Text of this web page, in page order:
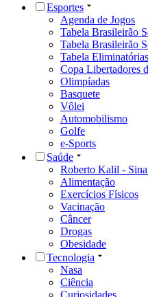
Esportes
Agenda de Jogos
Tabela Brasileirão
Tabela Brasileirão
Tabela
Copa Libertadores
Olimpíadas
Basquete
Vôlei
Automobilismo
Golfe
e-Sports
Saúde
Roberto Kalil -
Alimentação
Exercícios Físicos
Vacinação
Câncer
Drogas
Obesidade
Tecnologia
Nasa
Ciência
Curiosidades